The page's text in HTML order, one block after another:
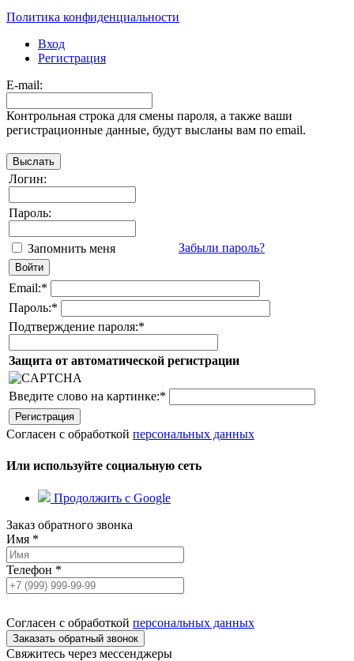
Политика конфиденциальности
Вход
Регистрация
E-mail:
Контрольная строка для смены пароля, а также ваши
регистрационные данные, будут высланы вам по email.
Логин:
Пароль:
Запомнить меня Забыли пароль?
Email:*
Пароль:*
Подтверждение пароля:*
Защита от автоматической регистрации
Введите слово на картинке:*
Согласен с обработкой персональных данных
Или используйте социальную сеть
Продолжить с Google
Заказ обратного звонка
Имя *
Телефон *
Согласен с обработкой персональных данных
Свяжитесь через мессенджеры